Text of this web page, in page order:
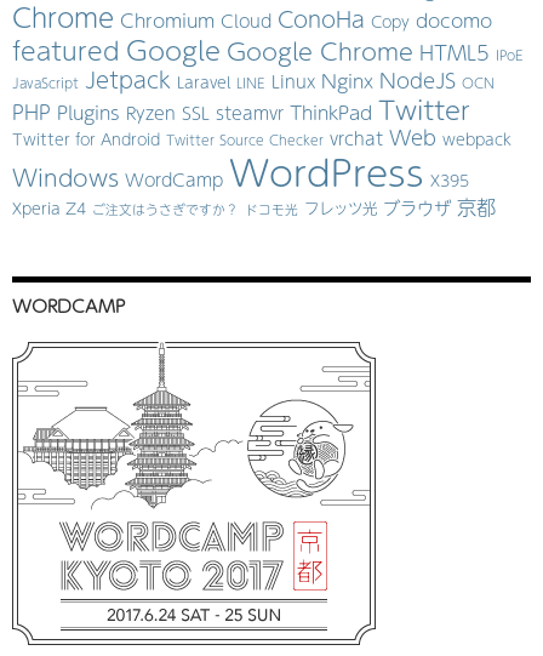
Chrome Chromium Cloud ConoHa Copy docomo
featured Google Google Chrome HTML5 IPoE
JavaScript Jetpack Laravel LINE Linux Nginx NodeJS OCN
PHP Plugins Ryzen SSL steamvr ThinkPad Twitter
Twitter for Android Twitter Source Checker vrchat Web webpack
Windows WordCamp WordPress X395
Xperia Z4 ご注文はうさぎですか？ ドコモ光 フレッツ光 ブラウザ 京都
WORDCAMP